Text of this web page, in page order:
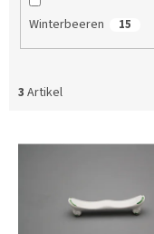
Winterbeeren 15
3 Artikel